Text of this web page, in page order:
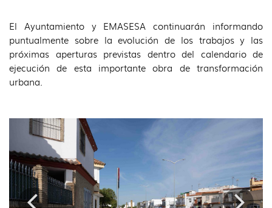
El Ayuntamiento y EMASESA continuarán informando
puntualmente sobre la evolución de los trabajos y las
próximas aperturas previstas dentro del calendario de
ejecución de esta importante obra de transformación
urbana.